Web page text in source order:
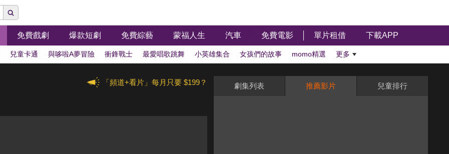
免費戲劇 爆款短劇 免費綜藝 蒙福人生 汽車 免費電影 單片租借 下載APP
兒童卡通 與哆啦A夢冒險 衝鋒戰士 最愛唱歌跳舞 小英雄集合 女孩們的故事 momo精選 更多
「頻道+看片」每月只要 $199？ 劇集列表 推薦影片 兒童排行